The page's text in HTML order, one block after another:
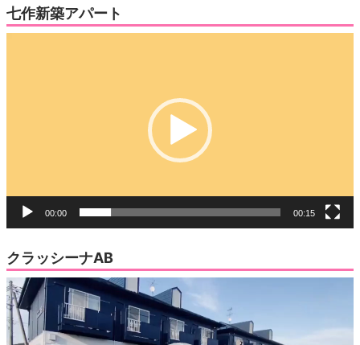
ウ
で
開
き
い
(新
し
い
七作新築アパート
00:00 00:15
クラッシーナAB
動
画
プ